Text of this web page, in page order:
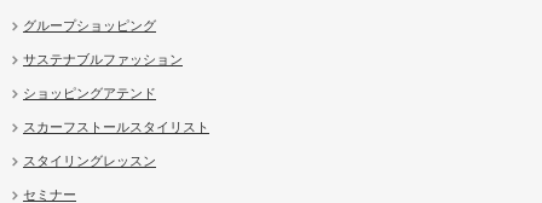
グループショッピング
サステナブルファッション
ショッピングアテンド
スカーフストールスタイリスト
スタイリングレッスン
セミナー